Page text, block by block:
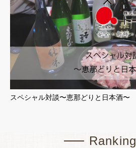
スペシャル対談〜恵那どりと日本酒〜
Ranking